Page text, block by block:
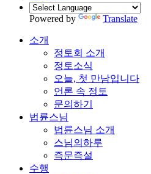
Powered by Translate
소개
정토회 소개
정토소식
오늘, 첫 만남입니다
언론 속 정토
문의하기
법륜스님
법륜스님 소개
스님의하루
즉문즉설
수행